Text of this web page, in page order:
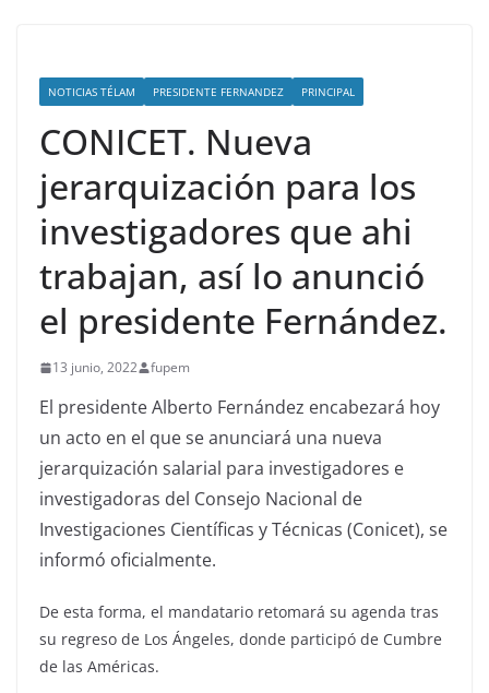
NOTICIAS TÉLAM PRESIDENTE FERNANDEZ PRINCIPAL
CONICET. Nueva
jerarquización para los
investigadores que ahi
trabajan, así lo anunció
el presidente Fernández.
13 junio, 2022 fupem
El presidente Alberto Fernández encabezará hoy
un acto en el que se anunciará una nueva
jerarquización salarial para investigadores e
investigadoras del Consejo Nacional de
Investigaciones Científicas y Técnicas (Conicet), se
informó oficialmente.
De esta forma, el mandatario retomará su agenda tras
su regreso de Los Ángeles, donde participó de Cumbre
de las Américas.